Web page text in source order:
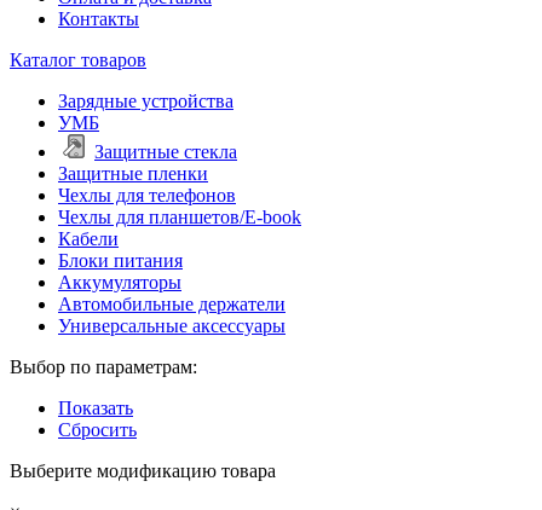
Контакты
Каталог товаров
Зарядные устройства
УМБ
Защитные стекла
Защитные пленки
Чехлы для телефонов
Чехлы для планшетов/E-book
Кабели
Блоки питания
Аккумуляторы
Автомобильные держатели
Универсальные аксессуары
Выбор по параметрам:
Показать
Сбросить
Выберите модификацию товара